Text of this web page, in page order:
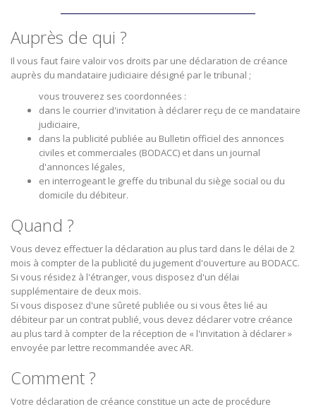
Auprès de qui ?
Il vous faut faire valoir vos droits par une déclaration de créance
auprès du mandataire judiciaire désigné par le tribunal ;
vous trouverez ses coordonnées :
dans le courrier d'invitation à déclarer reçu de ce mandataire
judiciaire,
dans la publicité publiée au Bulletin officiel des annonces
civiles et commerciales (BODACC) et dans un journal
d'annonces légales,
en interrogeant le greffe du tribunal du siège social ou du
domicile du débiteur.
Quand ?
Vous devez effectuer la déclaration au plus tard dans le délai de 2
mois à compter de la publicité du jugement d'ouverture au BODACC.
Si vous résidez à l'étranger, vous disposez d'un délai
supplémentaire de deux mois.
Si vous disposez d'une sûreté publiée ou si vous êtes lié au
débiteur par un contrat publié, vous devez déclarer votre créance
au plus tard à compter de la réception de « l'invitation à déclarer »
envoyée par lettre recommandée avec AR.
Comment ?
Votre déclaration de créance constitue un acte de procédure